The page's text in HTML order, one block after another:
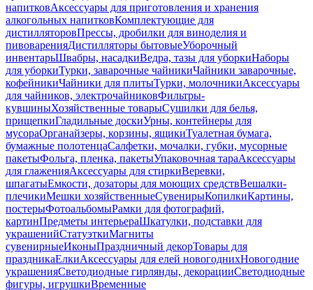
напитковАксессуары для приготовления и хранения
алкогольных напитковКомплектующие для
дистилляторовПрессы, дробилки для виноделия и
пивоваренияДистилляторы бытовыеУборочный
инвентарьШвабры, насадкиВедра, тазы для уборкиНаборы
для уборкиТурки, заварочные чайникиЧайники заварочные,
кофейникиЧайники для плитыТурки, молочникиАксессуары
для чайников, электрочайниковФильтры-
кувшиныХозяйственные товарыСушилки для белья,
прищепкиГладильные доскиУрны, контейнеры для
мусораОрганайзеры, корзины, ящикиТуалетная бумага,
бумажные полотенцаСалфетки, мочалки, губки, мусорные
пакетыФольга, пленка, пакетыУпаковочная тараАксессуары
для глаженияАксессуары для стиркиВеревки,
шпагатыЕмкости, дозаторы для моющих средствВешалки-
плечикиМешки хозяйственныеСувенирыКопилкиКартины,
постерыФотоальбомыРамки для фотографий,
картинПредметы интерьераШкатулки, подставки для
украшенийСтатуэткиМагниты
сувенирныеИконыПраздничный декорТовары для
праздникаЕлкиАксессуары для елей новогоднихНовогодние
украшенияСветодиодные гирлянды, декорацииСветодиодные
фигуры, игрушкиВременные